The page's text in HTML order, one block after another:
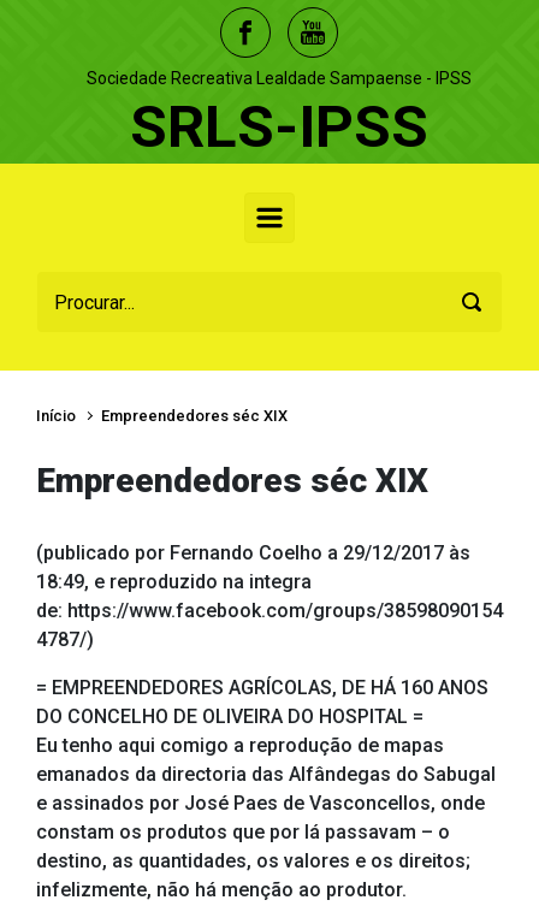
Sociedade Recreativa Lealdade Sampaense - IPSS
SRLS-IPSS
Início Empreendedores séc XIX
Empreendedores séc XIX
(publicado por Fernando Coelho a 29/12/2017 às
18:49, e reproduzido na integra
de: https://www.facebook.com/groups/38598090154
4787/)
= EMPREENDEDORES AGRÍCOLAS, DE HÁ 160 ANOS
DO CONCELHO DE OLIVEIRA DO HOSPITAL =
Eu tenho aqui comigo a reprodução de mapas
emanados da directoria das Alfândegas do Sabugal
e assinados por José Paes de Vasconcellos, onde
constam os produtos que por lá passavam – o
destino, as quantidades, os valores e os direitos;
infelizmente, não há menção ao produtor.